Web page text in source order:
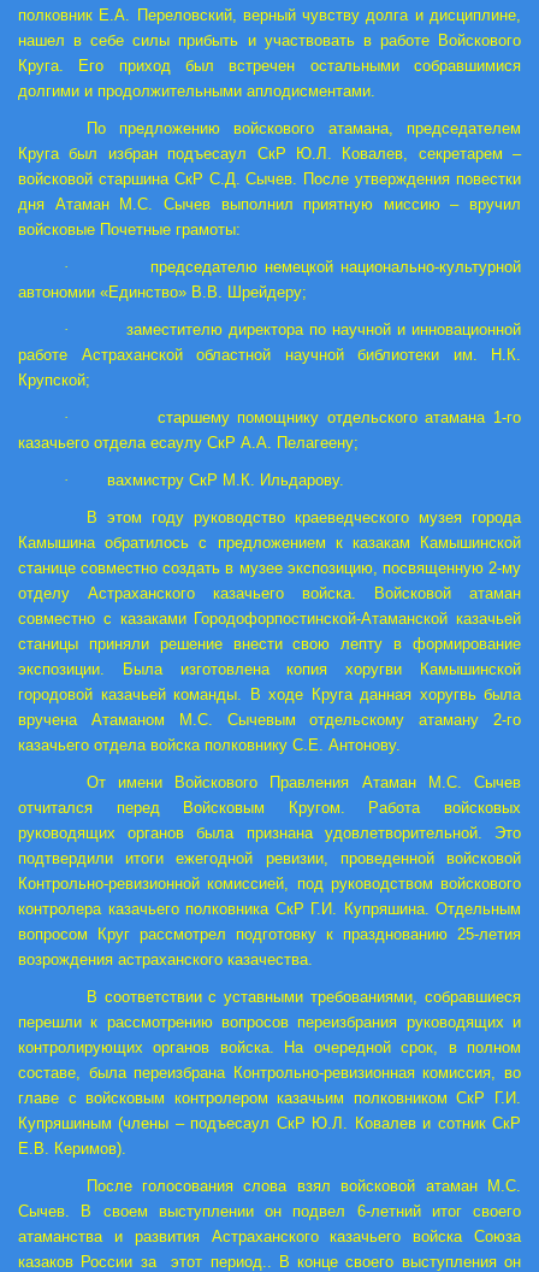
полковник Е.А. Переловский, верный чувству долга и дисциплине,
нашел в себе силы прибыть и участвовать в работе Войскового
Круга. Его приход был встречен остальными собравшимися
долгими и продолжительными аплодисментами.
По предложению войскового атамана, председателем
Круга был избран подъесаул СкР Ю.Л. Ковалев, секретарем –
войсковой старшина СкР С.Д. Сычев. После утверждения повестки
дня Атаман М.С. Сычев выполнил приятную миссию – вручил
войсковые Почетные грамоты:
·
председателю немецкой национально-культурной
автономии «Единство» В.В. Шрейдеру;
·
заместителю директора по научной и инновационной
работе Астраханской областной научной библиотеки им. Н.К.
Крупской;
·
старшему помощнику отдельского атамана 1-го
казачьего отдела есаулу СкР А.А. Пелагеену;
· вахмистру СкР М.К. Ильдарову.
В этом году руководство краеведческого музея города
Камышина обратилось с предложением к казакам Камышинской
станице совместно создать в музее экспозицию, посвященную 2-му
отделу Астраханского казачьего войска. Войсковой атаман
совместно с казаками Городофорпостинской-Атаманской казачьей
станицы приняли решение внести свою лепту в формирование
экспозиции. Была изготовлена копия хоругви Камышинской
городовой казачьей команды. В ходе Круга данная хоругвь была
вручена Атаманом М.С. Сычевым отдельскому атаману 2-го
казачьего отдела войска полковнику С.Е. Антонову.
От имени Войскового Правления Атаман М.С. Сычев
отчитался перед Войсковым Кругом. Работа войсковых
руководящих органов была признана удовлетворительной. Это
подтвердили итоги ежегодной ревизии, проведенной войсковой
Контрольно-ревизионной комиссией, под руководством войскового
контролера казачьего полковника СкР Г.И. Купряшина. Отдельным
вопросом Круг рассмотрел подготовку к празднованию 25-летия
возрождения астраханского казачества.
В соответствии с уставными требованиями, собравшиеся
перешли к рассмотрению вопросов переизбрания руководящих и
контролирующих органов войска. На очередной срок, в полном
составе, была переизбрана Контрольно-ревизионная комиссия, во
главе с войсковым контролером казачьим полковником СкР Г.И.
Купряшиным (члены – подъесаул СкР Ю.Л. Ковалев и сотник СкР
Е.В. Керимов).
После голосования слова взял войсковой атаман М.С.
Сычев. В своем выступлении он подвел 6-летний итог своего
атаманства и развития Астраханского казачьего войска Союза
казаков России за этот период.. В конце своего выступления он